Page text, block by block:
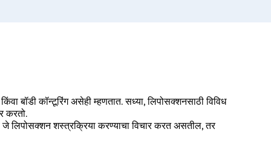
बॉडी कॉन्टूरिंग असेही म्हणतात. सध्या, लिपोसक्शनसाठी विविध
करतो.
लिपोसक्शन शस्त्रक्रिया करण्याचा विचार करत असतील, तर